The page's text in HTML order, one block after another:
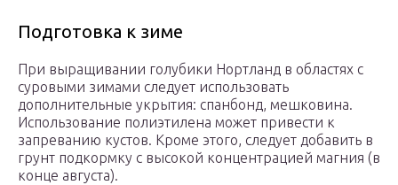
Подготовка к зиме
При выращивании голубики Нортланд в областях с
суровыми зимами следует использовать
дополнительные укрытия: спанбонд, мешковина.
Использование полиэтилена может привести к
запреванию кустов. Кроме этого, следует добавить в
грунт подкормку с высокой концентрацией магния (в
конце августа).